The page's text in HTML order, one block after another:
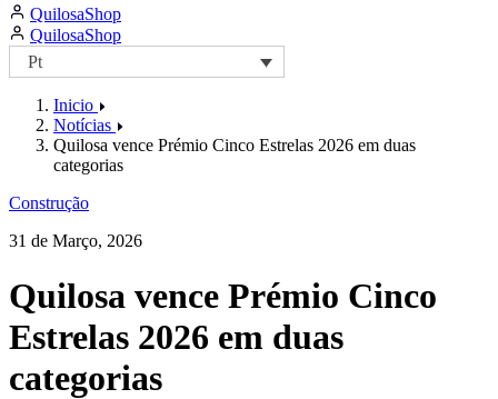
page
page
https://facebook.com/QuilosaPortugal
page
QuilosaShop
QuilosaShop
Pt
Inicio
Notícias
Quilosa vence Prémio Cinco Estrelas 2026 em duas
categorias
Construção
31 de Março, 2026
Quilosa vence Prémio Cinco
Estrelas 2026 em duas
categorias